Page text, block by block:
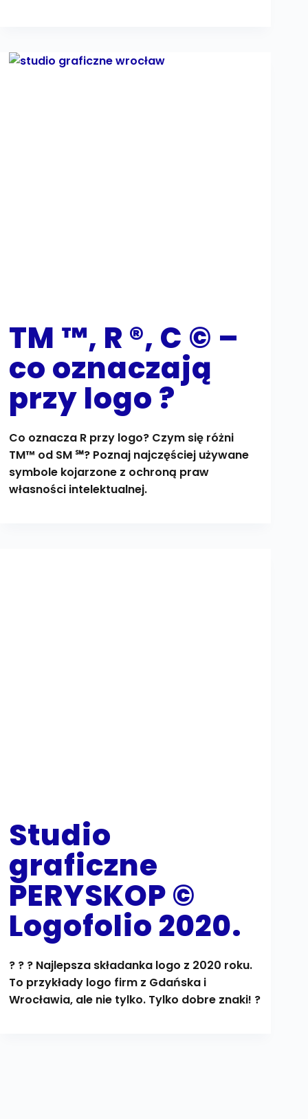
TM ™, R ®, C © –
co oznaczają
przy logo ?
Co oznacza R przy logo? Czym się różni
TM™ od SM ℠? Poznaj najczęściej używane
symbole kojarzone z ochroną praw
własności intelektualnej.
Studio
graficzne
PERYSKOP ©
Logofolio 2020.
? ? ? Najlepsza składanka logo z 2020 roku.
To przykłady logo firm z Gdańska i
Wrocławia, ale nie tylko. Tylko dobre znaki! ?